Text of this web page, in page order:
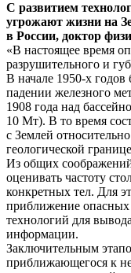
С развитием
угрожают жизни на
в России, доктор
«В настоящее время
разрушительного и
В начале 1950-х
падении железного
1908 года над
10 Мт). В то время
с Землей
геологической
Из общих
оценивать частоту
конкретных тел. Для
приближение опасных
технологий для
информации.
Заключительным
приближающегося к